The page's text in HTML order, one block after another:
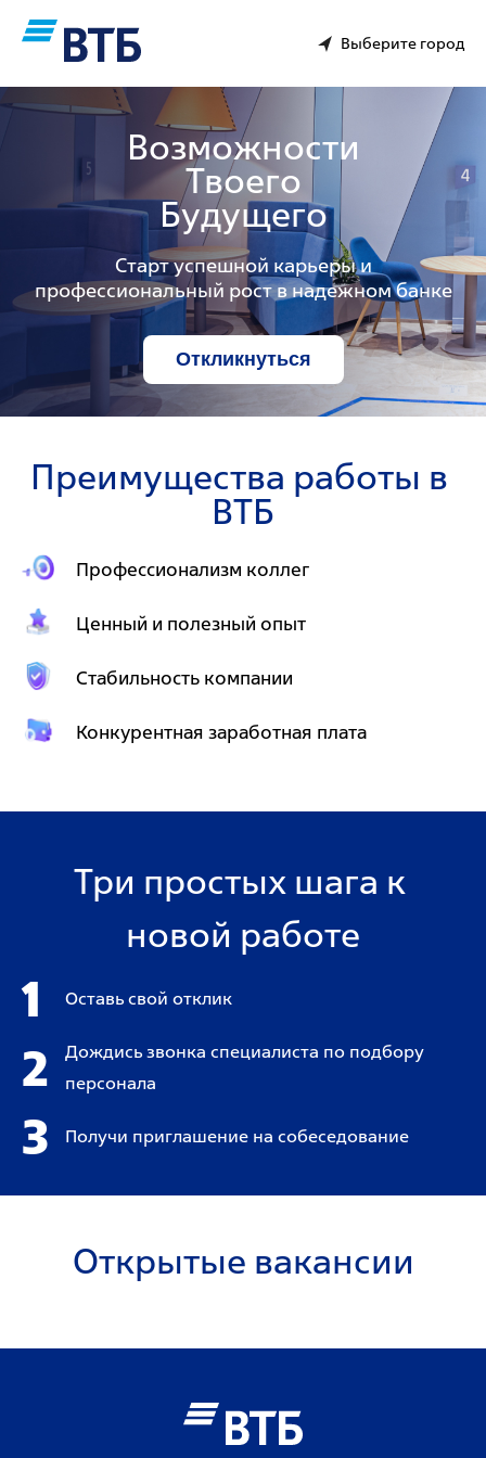
Выберите город
Возможности
Твоего
Будущего
Старт успешной карьеры и
профессиональный рост в надежном банке
Откликнуться
Преимущества работы в
ВТБ
Профессионализм коллег
Ценный и полезный опыт
Стабильность компании
Конкурентная заработная плата
Три простых шага к
новой работе
1 Оставь свой отклик
2
Дождись звонка специалиста по подбору
персонала
3 Получи приглашение на собеседование
Открытые вакансии